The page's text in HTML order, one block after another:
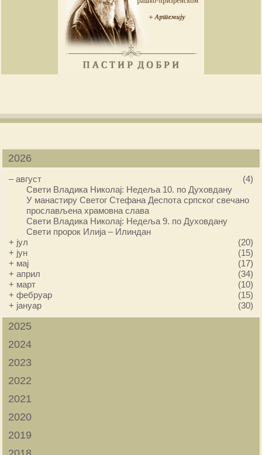
2026
–август
(4)
Свети Владика Николај: Недеља 10. по Духовдану
У манастиру Светог Стефана Деспота српског свечано
прослављена храмовна слава
Свети Владика Николај: Недеља 9. по Духовдану
Свети пророк Илија – Илиндан
+ јул
(20)
+ јун
(15)
+ мај
(17)
+април
(34)
+ март
(10)
+фебруар
(15)
+ јануар (30)
2025
2024
2023
2022
2021
2020
2019